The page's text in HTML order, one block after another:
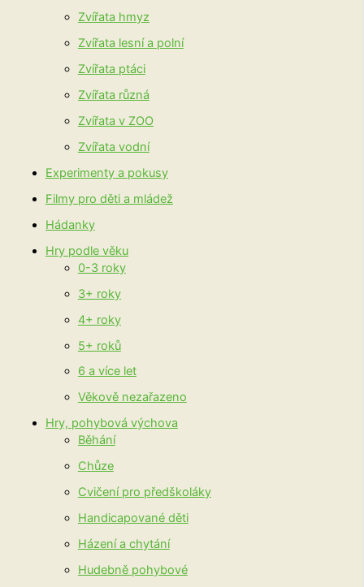
Zvířata hmyz
Zvířata lesní a polní
Zvířata ptáci
Zvířata různá
Zvířata v ZOO
Zvířata vodní
Experimenty a pokusy
Filmy pro děti a mládež
Hádanky
Hry podle věku
0-3 roky
3+ roky
4+ roky
5+ roků
6 a více let
Věkově nezařazeno
Hry, pohybová výchova
Běhání
Chůze
Cvičení pro předškoláky
Handicapované děti
Házení a chytání
Hudebně pohybové